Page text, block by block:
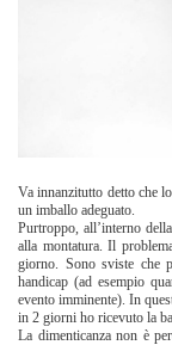
Va innanzitutto detto che
un imballo adeguato.
Purtroppo, all’interno
alla montatura.Il
giorno. Sono sviste che
handicap (ad esempio
evento imminente). In
in 2 giorni ho ricevuto la
La dimenticanza non è